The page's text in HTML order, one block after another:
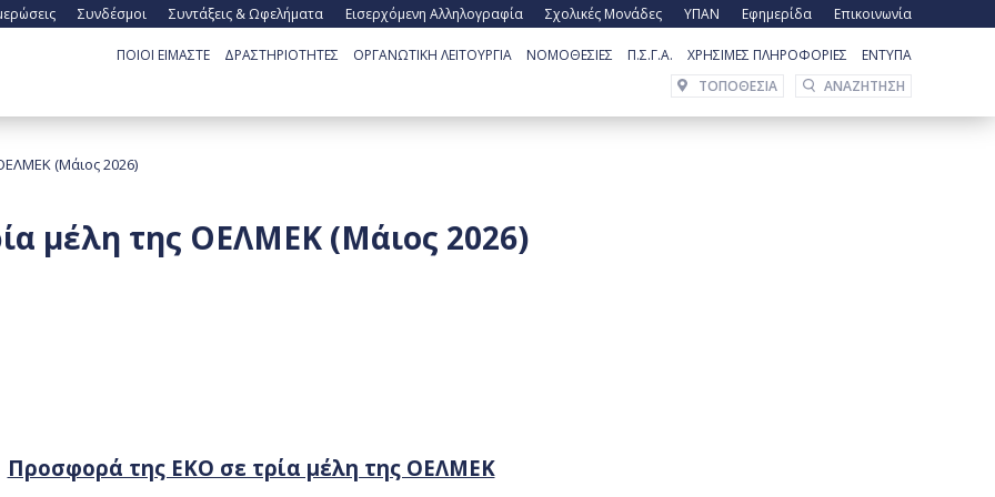
Συνδέσμοι Συντάξεις & Ωφελήματα Εισερχόμενη Αλληλογραφία Σχολικές Μονάδες ΥΠΑΝ Εφημερίδα Επικοινωνία
ΠΟΙΟΙ ΕΙΜΑΣΤΕ ΔΡΑΣΤΗΡΙΟΤΗΤΕΣ ΟΡΓΑΝΩΤΙΚΗ ΛΕΙΤΟΥΡΓΙΑ ΝΟΜΟΘΕΣΙΕΣ Π.Σ.Γ.Α. ΧΡΗΣΙΜΕΣ ΠΛΗΡΟΦΟΡΙΕΣ
ΕΝΤΥΠΑ
ΤΟΠΟΘΕΣΙΑ
(Μάιος 2026)
μέλη της ΟΕΛΜΕΚ (Μάιος 2026)
Προσφορά της ΕΚΟ σε τρία μέλη της ΟΕΛΜΕΚ